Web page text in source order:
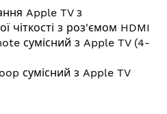
Apple TV з
чіткості з роз'ємом HDMI
сумісний з Apple TV (4-
сумісний з Apple TV